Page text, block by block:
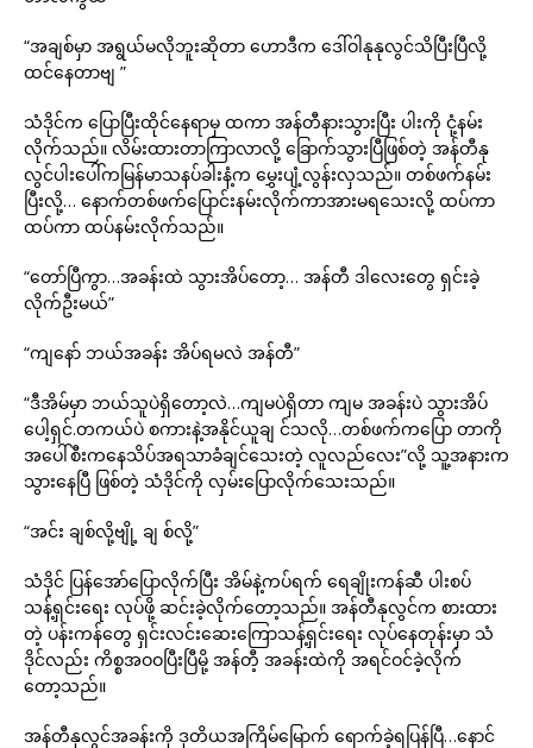
“အချစ်မှာ အရွယ်မလိုဘူးဆိုတာ ဟောဒီက ဒေါ်ဝါနုနုလွင်သိပြီးပြီလို့
ထင်နေတာဗျ ”
သံဒိုင်က ပြောပြီးထိုင်နေရာမှ ထကာ အန်တီနားသွားပြီး ပါးကို ငုံ့နမ်း
လိုက်သည်။ လိမ်းထားတာကြာလာလို့ ခြောက်သွားပြီဖြစ်တဲ့ အန်တီနု
လွင်ပါးပေါ်ကမြန်မာသနပ်ခါးနံ့က မွှေးပျံ့လွန်းလှသည်။ တစ်ဖက်နမ်း
ပြီးလို့… နောက်တစ်ဖက်ပြောင်းနမ်းလိုက်ကာအားမရသေးလို့ ထပ်ကာ
ထပ်ကာ ထပ်နမ်းလိုက်သည်။
“တော်ပြီကွာ…အခန်းထဲ သွားအိပ်တော့… အန်တီ ဒါလေးတွေ ရှင်းခဲ့
လိုက်ဦးမယ်”
“ကျနော် ဘယ်အခန်း အိပ်ရမလဲ အန်တီ”
“ဒီအိမ်မှာ ဘယ်သူပဲရှိတော့လဲ…ကျမပဲရှိတာ ကျမ အခန်းပဲ သွားအိပ်
ပေါ့ရှင်.တကယ်ပဲ စကားနဲ့အနိုင်ယူချ င်သလို…တစ်ဖက်ကပြော တာကို
အပေါ်စီးကနေသိပ်အရသာခံချင်သေးတဲ့ လူလည်လေး”လို့ သူ့အနားက
သွားနေပြီ ဖြစ်တဲ့ သံဒိုင်ကို လှမ်းပြောလိုက်သေးသည်။
“အင်း ချစ်လို့ဗျို့ ချ စ်လို့”
သံဒိုင် ပြန်အော်ပြောလိုက်ပြီး အိမ်နဲ့ကပ်ရက် ရေချိုးကန်ဆီ ပါးစပ်
သန့်ရှင်းရေး လုပ်ဖို့ ဆင်းခဲ့လိုက်တော့သည်။ အန်တီနုလွင်က စားထား
တဲ့ ပန်းကန်တွေ ရှင်းလင်းဆေးကြောသန့်ရှင်းရေး လုပ်နေတုန်းမှာ သံ
ဒိုင်လည်း ကိစ္စအဝဝပြီးပြီမို့ အန်တီ့ အခန်းထဲကို အရင်ဝင်ခဲ့လိုက်
တော့သည်။
အန်တီနုလွင်အခန်းကို ဒုတိယအကြိမ်မြောက် ရောက်ခဲ့ရပြန်ပြီ…နောင်